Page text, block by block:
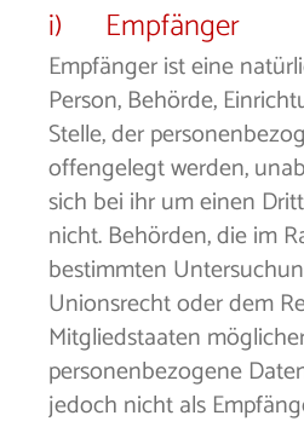
i) Empfänger
Empfänger ist eine
Person, Behörde,
Stelle, der
offengelegt werden,
sich bei ihr um einen
nicht. Behörden, die im
bestimmten
Unionsrecht oder dem
Mitgliedstaaten
personenbezogene
jedoch nicht als